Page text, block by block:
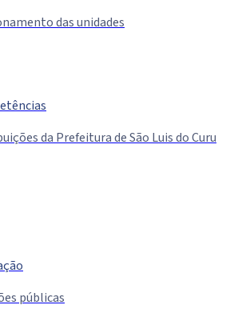
das unidades
da Prefeitura de São Luis do Curu
públicas